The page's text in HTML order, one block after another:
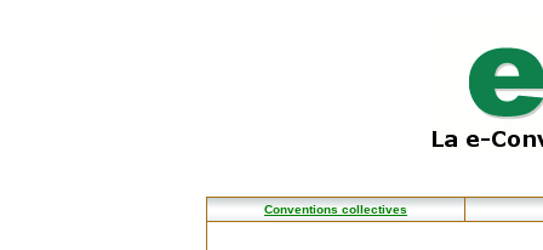
Conventions collectives